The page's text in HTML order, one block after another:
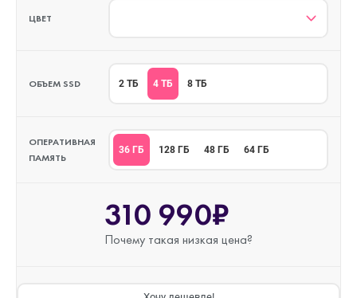
ЦВЕТ
ОБЪЕМ SSD 2 ТБ 4 ТБ 8 ТБ
ОПЕРАТИВНАЯ
ПАМЯТЬ
36 ГБ 128 ГБ 48 ГБ 64 ГБ
310 990₽
Почему такая низкая цена?